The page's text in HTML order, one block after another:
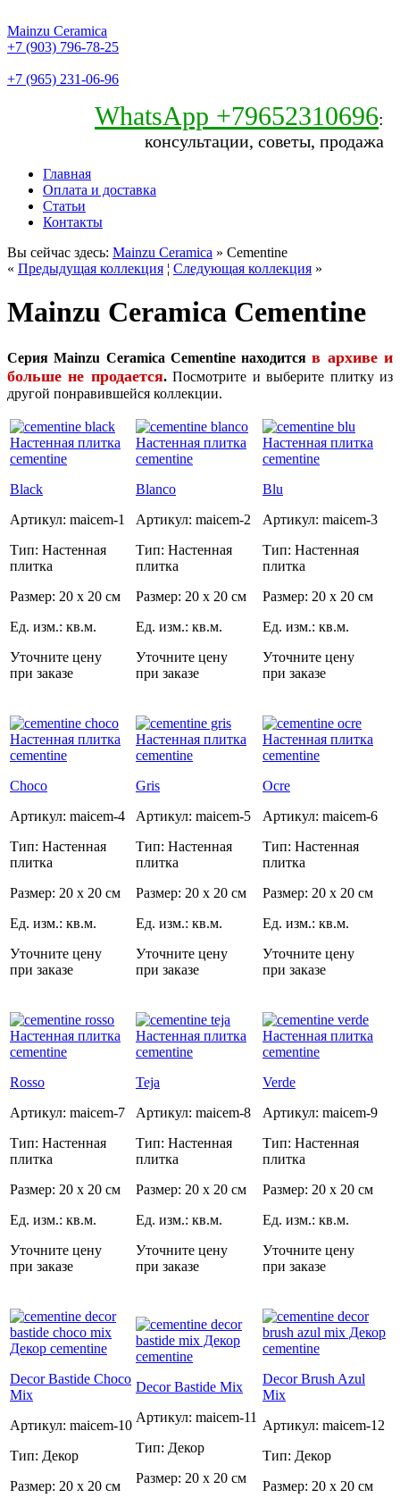
Mainzu Ceramica
+7 (903) 796-78-25
+7 (965) 231-06-96
WhatsApp +79652310696:
консультации, советы, продажа
Главная
Оплата и доставка
Статьи
Контакты
Вы сейчас здесь: Mainzu Ceramica » Cementine
« Предыдущая коллекция ¦ Следующая коллекция »
Mainzu Ceramica Cementine
Серия Mainzu Ceramica Cementine находитсяв архиве и
больше не продается.Посмотрите и выберите плитку из
другой понравившейся коллекции.
Black
Артикул: maicem-1
Тип: Настенная
плитка
Размер: 20 x 20 см
Ед. изм.: кв.м.
Уточните цену
при заказе
Blanco
Артикул: maicem-2
Тип: Настенная
плитка
Размер: 20 x 20 см
Ед. изм.: кв.м.
Уточните цену
при заказе
Blu
Артикул: maicem-3
Тип: Настенная
плитка
Размер: 20 x 20 см
Ед. изм.: кв.м.
Уточните цену
при заказе
Choco
Артикул: maicem-4
Тип: Настенная
плитка
Размер: 20 x 20 см
Ед. изм.: кв.м.
Уточните цену
при заказе
Gris
Артикул: maicem-5
Тип: Настенная
плитка
Размер: 20 x 20 см
Ед. изм.: кв.м.
Уточните цену
при заказе
Ocre
Артикул: maicem-6
Тип: Настенная
плитка
Размер: 20 x 20 см
Ед. изм.: кв.м.
Уточните цену
при заказе
Rosso
Артикул: maicem-7
Тип: Настенная
плитка
Размер: 20 x 20 см
Ед. изм.: кв.м.
Уточните цену
при заказе
Teja
Артикул: maicem-8
Тип: Настенная
плитка
Размер: 20 x 20 см
Ед. изм.: кв.м.
Уточните цену
при заказе
Verde
Артикул: maicem-9
Тип: Настенная
плитка
Размер: 20 x 20 см
Ед. изм.: кв.м.
Уточните цену
при заказе
Decor Bastide Choco
Mix
Артикул: maicem-10
Тип: Декор
Размер: 20 x 20 см
Decor Bastide Mix
Артикул: maicem-11
Тип: Декор
Размер: 20 x 20 см
Decor Brush Azul
Mix
Артикул: maicem-12
Тип: Декор
Размер: 20 x 20 см